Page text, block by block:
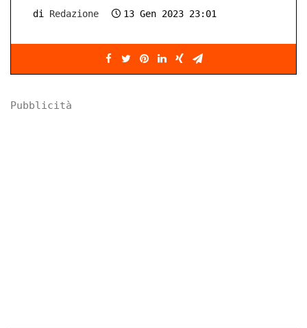
di Redazione 13 Gen 2023 23:01
Pubblicità